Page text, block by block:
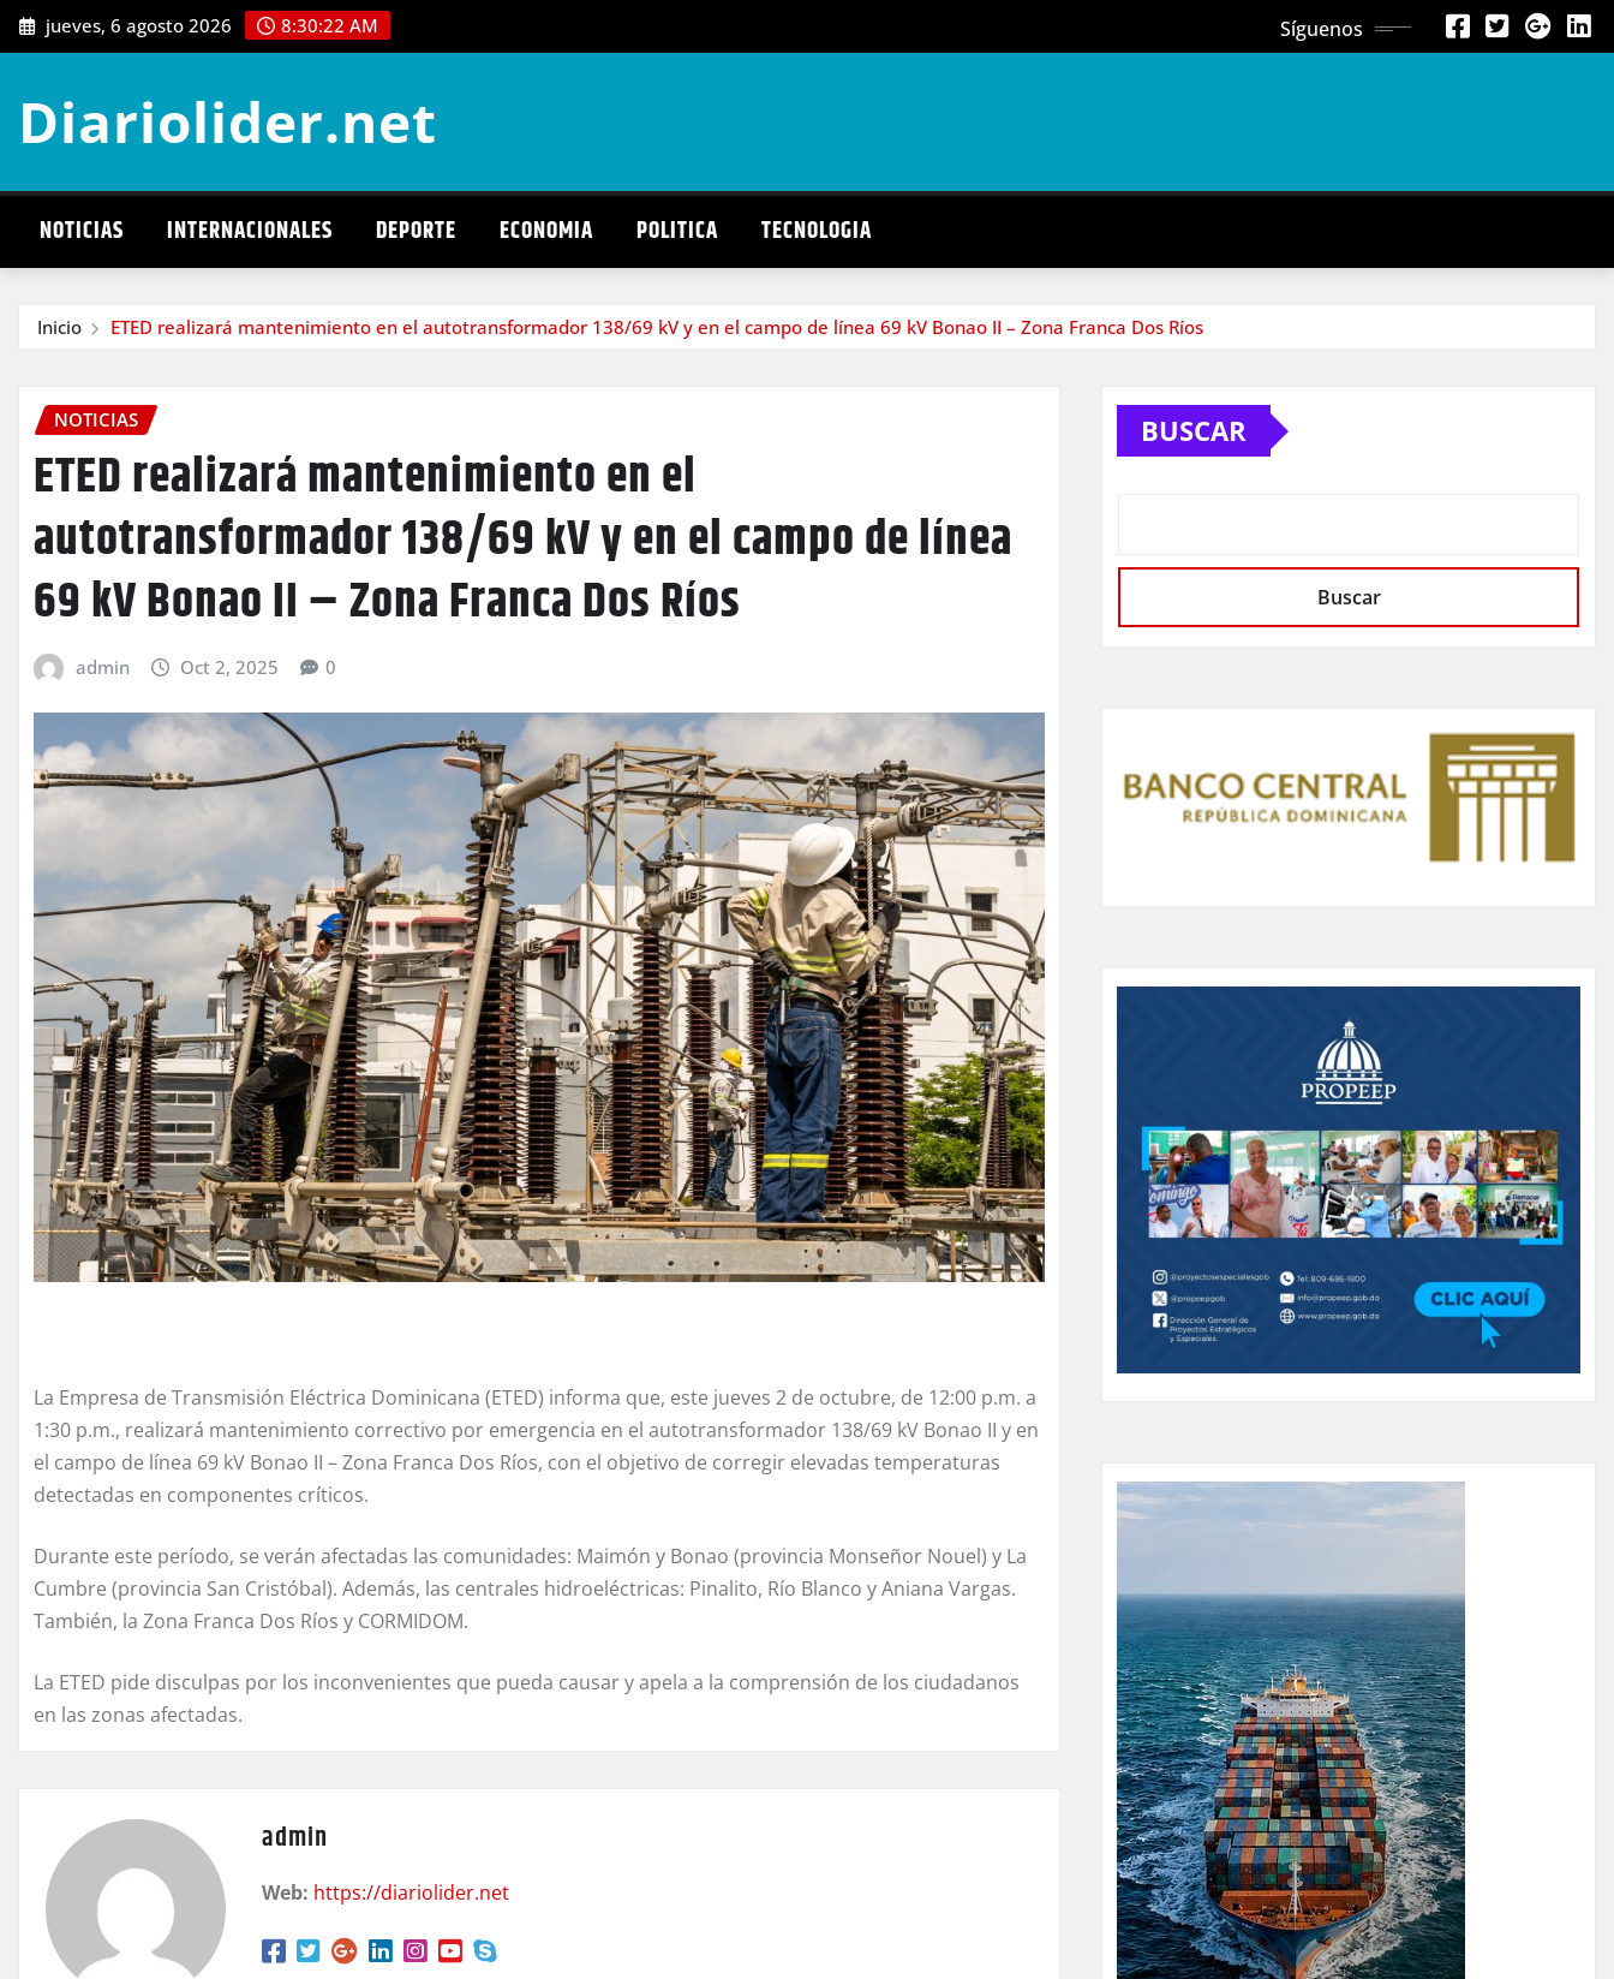
Saltar
al
jueves, 6 agosto 2026 8:30:23 AM Síguenos
Diariolider.net
NOTICIAS INTERNACIONALES DEPORTE ECONOMIA POLITICA TECNOLOGIA
Inicio ETED realizará mantenimiento en el autotransformador 138/69 kV y en el campo de línea 69 kV Bonao II – Zona Franca Dos Ríos
NOTICIAS
ETED realizará mantenimiento en el
autotransformador 138/69 kV y en el campo de línea
69 kV Bonao II – Zona Franca Dos Ríos
admin Oct 2, 2025 0
La Empresa de Transmisión Eléctrica Dominicana (ETED) informa que, este jueves 2 de octubre, de 12:00 p.m. a
1:30 p.m., realizará mantenimiento correctivo por emergencia en el autotransformador 138/69 kV Bonao II y en
el campo de línea 69 kV Bonao II – Zona Franca Dos Ríos, con el objetivo de corregir elevadas temperaturas
detectadas en componentes críticos.
Durante este período, se verán afectadas las comunidades: Maimón y Bonao (provincia Monseñor Nouel) y La
Cumbre (provincia San Cristóbal). Además, las centrales hidroeléctricas: Pinalito, Río Blanco y Aniana Vargas.
También, la Zona Franca Dos Ríos y CORMIDOM.
La ETED pide disculpas por los inconvenientes que pueda causar y apela a la comprensión de los ciudadanos
en las zonas afectadas.
admin
Web: https://diariolider.net
BUSCAR
Buscar